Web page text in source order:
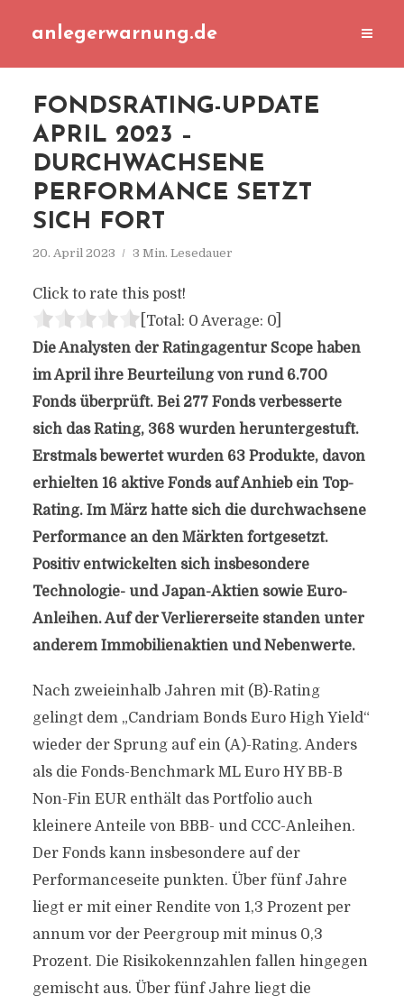
anlegerwarnung.de
FONDSRATING-UPDATE
APRIL 2023 –
DURCHWACHSENE
PERFORMANCE SETZT
SICH FORT
20. April 2023 3 Min. Lesedauer
Click to rate this post!
[Total: 0 Average: 0]
Die Analysten der Ratingagentur Scope haben
im April ihre Beurteilung von rund 6.700
Fonds überprüft. Bei 277 Fonds verbesserte
sich das Rating, 368 wurden heruntergestuft.
Erstmals bewertet wurden 63 Produkte, davon
erhielten 16 aktive Fonds auf Anhieb ein Top-
Rating. Im März hatte sich die durchwachsene
Performance an den Märkten fortgesetzt.
Positiv entwickelten sich insbesondere
Technologie- und Japan-Aktien sowie Euro-
Anleihen. Auf der Verliererseite standen unter
anderem Immobilienaktien und Nebenwerte.
Nach zweieinhalb Jahren mit (B)-Rating
gelingt dem „Candriam Bonds Euro High Yield“
wieder der Sprung auf ein (A)-Rating. Anders
als die Fonds-Benchmark ML Euro HY BB-B
Non-Fin EUR enthält das Portfolio auch
kleinere Anteile von BBB- und CCC-Anleihen.
Der Fonds kann insbesondere auf der
Performanceseite punkten. Über fünf Jahre
liegt er mit einer Rendite von 1,3 Prozent per
annum vor der Peergroup mit minus 0,3
Prozent. Die Risikokennzahlen fallen hingegen
gemischt aus. Über fünf Jahre liegt die